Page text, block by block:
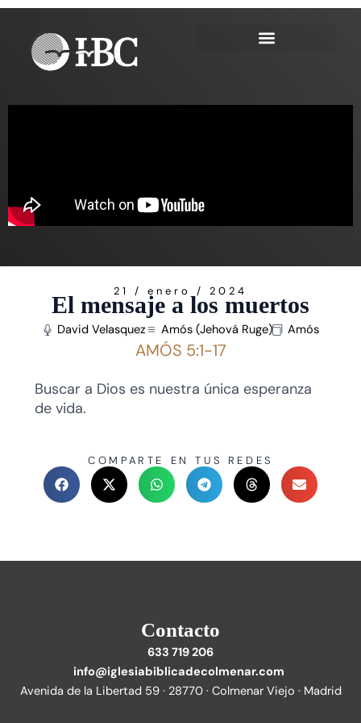
Ir
contenido
21 / enero / 2024
El mensaje a los muertos
David Velasquez Amós (Jehová Ruge) Amós
AMÓS 5:1-17
Buscar a Dios es nuestra única esperanza
de vida.
COMPARTE EN TUS REDES
Contacto
633 719 206
info@iglesiabiblicadecolmenar.com
Avenida de la Libertad 59 · 28770 · Colmenar Viejo · Madrid